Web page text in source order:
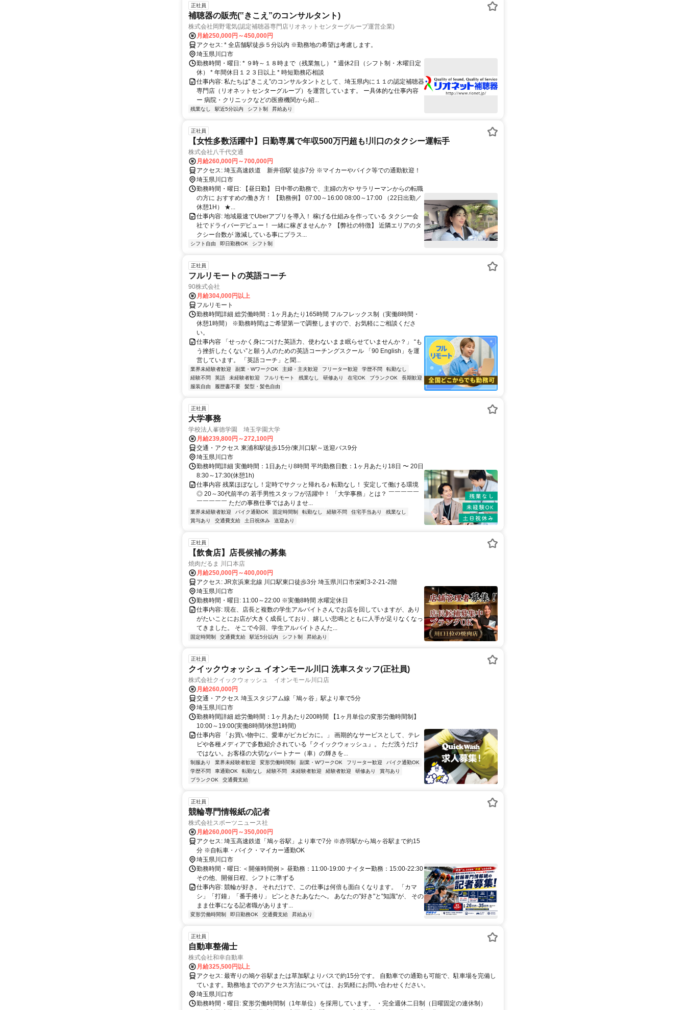
正社員
補聴器の販売(‟きこえ”のコンサルタント)
株式会社岡野電気(認定補聴器専門店リオネットセンターグループ運営企業)
月給250,000円～450,000円
アクセス: * 全店舗駅徒歩５分以内 ※勤務地の希望は考慮します。
埼玉県川口市
勤務時間・曜日: * ９時～１８時まで（残業無し） * 週休2日（シフト制・木曜日定
休） * 年間休日１２３日以上 * 時短勤務応相談
仕事内容: 私たちは‟きこえ”のコンサルタントとして、埼玉県内に１１の認定補聴器
専門店（リオネットセンターグループ）を運営しています。 ー具体的な仕事内容
ー 病院・クリニックなどの医療機関から紹...
残業なし 駅近5分以内 シフト制 昇給あり
正社員
【女性多数活躍中】日勤専属で年収500万円超も!川口のタクシー運転手
株式会社八千代交通
月給260,000円～700,000円
アクセス: 埼玉高速鉄道 新井宿駅 徒歩7分 ※マイカーやバイク等での通勤歓迎！
埼玉県川口市
勤務時間・曜日: 【昼日勤】 日中帯の勤務で、主婦の方や サラリーマンからの転職
の方に おすすめの働き方！ 【勤務例】 07:00～16:00 08:00～17:00 （22日出勤／
休憩1H） ★...
仕事内容: 地域最速でUberアプリを導入！ 稼げる仕組みを作っている タクシー会
社でドライバーデビュー！ 一緒に稼ぎませんか？ 【弊社の特徴】 近隣エリアのタ
クシー台数が 激減している事にプラス...
シフト自由 即日勤務OK シフト制
正社員
フルリモートの英語コーチ
90株式会社
月給304,000円以上
フルリモート
勤務時間詳細 総労働時間：1ヶ月あたり165時間 フルフレックス制（実働8時間・
休憩1時間） ※勤務時間はご希望第一で調整しますので、お気軽にご相談くださ
い。
仕事内容 「せっかく身につけた英語力、使わないまま眠らせていませんか？」 “も
う挫折したくない”と願う人のための英語コーチングスクール 「90 English」を運
営しています。 「英語コーチ」と聞...
業界未経験者歓迎 副業・WワークOK 主婦・主夫歓迎 フリーター歓迎 学歴不問
転勤なし
経験不問
英語 未経験者歓迎 フルリモート 残業なし 研修あり 在宅OK ブランクOK
長期歓迎
服装自由
履歴書不要 髪型・髪色自由
正社員
大学事務
学校法人峯徳学園 埼玉学園大学
月給239,800円～272,100円
交通・アクセス 東浦和駅徒歩15分/東川口駅～送迎バス9分
埼玉県川口市
勤務時間詳細 実働時間：1日あたり8時間 平均勤務日数：1ヶ月あたり18日 〜 20日
8:30～17:30(休憩1h)
仕事内容 残業ほぼなし！定時でサクッと帰れる♪ 転勤なし！ 安定して働ける環境
◎ 20～30代前半の 若手男性スタッフが活躍中！ 「大学事務」とは？ ￣￣￣￣￣
￣￣￣￣￣ ただの事務仕事ではありませ...
業界未経験者歓迎 バイク通勤OK 固定時間制 転勤なし 経験不問 住宅手当あり
残業なし
賞与あり
交通費支給 土日祝休み 送迎あり
正社員
【飲食店】店長候補の募集
焼肉だるま 川口本店
月給250,000円～400,000円
アクセス: JR京浜東北線 川口駅東口徒歩3分 埼玉県川口市栄町3-2-21-2階
埼玉県川口市
勤務時間・曜日: 11:00～22:00 ※実働8時間 水曜定休日
仕事内容: 現在、店長と複数の学生アルバイトさんでお店を回していますが、あり
がたいことにお店が大きく成長しており、嬉しい悲鳴とともに人手が足りなくなっ
てきました。 そこで今回、学生アルバイトさんた...
固定時間制 交通費支給 駅近5分以内 シフト制 昇給あり
正社員
クイックウォッシュ イオンモール川口 洗車スタッフ(正社員)
株式会社クイックウォッシュ イオンモール川口店
月給260,000円
交通・アクセス 埼玉スタジアム線「鳩ヶ谷」駅より車で5分
埼玉県川口市
勤務時間詳細 総労働時間：1ヶ月あたり200時間 【1ヶ月単位の変形労働時間制】
10:00～19:00(実働8時間/休憩1時間)
仕事内容 「お買い物中に、愛車がピカピカに。」 画期的なサービスとして、テレ
ビや各種メディアで多数紹介されている『クイックウォッシュ』。 ただ洗うだけ
ではない。お客様の大切なパートナー（車）の輝きを...
制服あり 業界未経験者歓迎 変形労働時間制 副業・WワークOK フリーター歓迎
バイク通勤OK
学歴不問
車通勤OK 転勤なし 経験不問 未経験者歓迎 経験者歓迎 研修あり
賞与あり
ブランクOK
交通費支給
正社員
競輪専門情報紙の記者
株式会社スポーツニュース社
月給260,000円～350,000円
アクセス: 埼玉高速鉄道「鳩ヶ谷駅」より車で7分 ※赤羽駅から鳩ヶ谷駅まで約15
分 ※自転車・バイク・マイカー通勤OK
埼玉県川口市
勤務時間・曜日: ＜開催時間例＞ 昼勤務：11:00-19:00 ナイター勤務：15:00-22:30
その他、開催日程、シフトに準ずる
仕事内容: 競輪が好き。 それだけで、この仕事は何倍も面白くなります。 「カマ
シ」「打鐘」「番手捲り」 ピンときたあなたへ。 あなたの"好き"と"知識"が、 その
まま仕事になる記者職があります...
変形労働時間制 即日勤務OK 交通費支給 昇給あり
正社員
自動車整備士
株式会社和幸自動車
月給325,500円以上
アクセス: 最寄りの鳩ケ谷駅または草加駅よりバスで約15分です。 自動車での通勤も可能で、駐車場を完備し
ています。勤務地までのアクセス方法については、お気軽にお問い合わせください。
埼玉県川口市
勤務時間・曜日: 変形労働時間制（1年単位）を採用しています。 ・完全週休二日制（日曜固定の連休制）